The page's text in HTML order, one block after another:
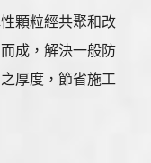
顆粒經共聚和改
成，解決一般防
厚度，節省施工